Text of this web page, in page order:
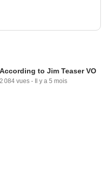
According to Jim Teaser VO
2 084 vues - Il y a 5 mois